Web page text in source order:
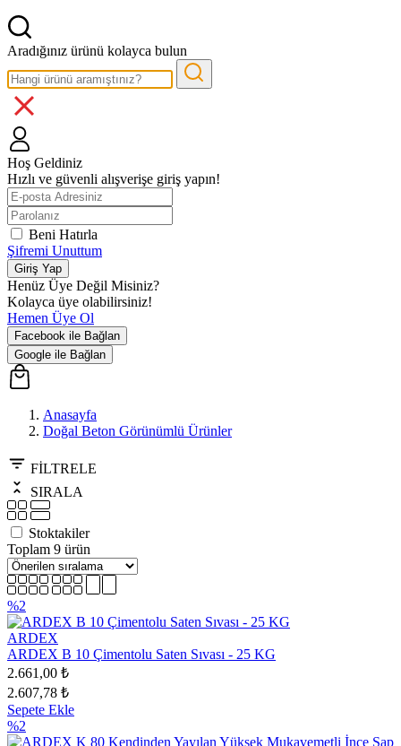
Aradığınız ürünü kolayca bulun
Hoş Geldiniz
Hızlı ve güvenli alışverişe giriş yapın!
Beni Hatırla
Şifremi Unuttum
Giriş Yap
Henüz Üye Değil Misiniz?
Kolayca üye olabilirsiniz!
Hemen Üye Ol
Facebook ile Bağlan
Google ile Bağlan
Anasayfa
Doğal Beton Görünümlü Ürünler
FİLTRELE
SIRALA
Stoktakiler
Toplam 9 ürün
%2
ARDEX
ARDEX B 10 Çimentolu Saten Sıvası - 25 KG
2.661,00 ₺
2.607,78 ₺
Sepete Ekle
%2